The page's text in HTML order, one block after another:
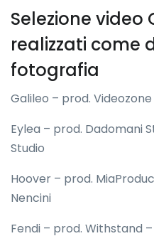
Selezione video
realizzati come
fotografia
Galileo – prod.
Eylea – prod. Dadomani
Studio
Hoover – prod.
Nencini
Fendi – prod. Withstand